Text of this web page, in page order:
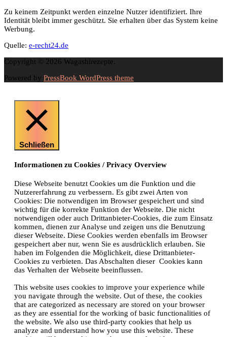
Zu keinem Zeitpunkt werden einzelne Nutzer identifiziert. Ihre
Identität bleibt immer geschützt. Sie erhalten über das System keine
Werbung.
Quelle: e-recht24.de
Copyright © 2026 Wagashirezepte.
Powered by PressBook WordPress theme
Schließen
Informationen zu Cookies / Privacy Overview
Diese Webseite benutzt Cookies um die Funktion und die
Nutzererfahrung zu verbessern. Es gibt zwei Arten von
Cookies: Die notwendigen im Browser gespeichert und sind
wichtig für die korrekte Funktion der Webseite. Die nicht
notwendigen oder auch Drittanbieter-Cookies, die zum Einsatz
kommen, dienen zur Analyse und zeigen uns die Benutzung
dieser Webseite. Diese Cookies werden ebenfalls im Browser
gespeichert aber nur, wenn Sie es ausdrücklich erlauben. Sie
haben im Folgenden die Möglichkeit, diese Drittanbieter-
Cookies zu verbieten. Das Abschalten dieser Cookies kann
das Verhalten der Webseite beeinflussen.
This website uses cookies to improve your experience while
you navigate through the website. Out of these, the cookies
that are categorized as necessary are stored on your browser
as they are essential for the working of basic functionalities of
the website. We also use third-party cookies that help us
analyze and understand how you use this website. These